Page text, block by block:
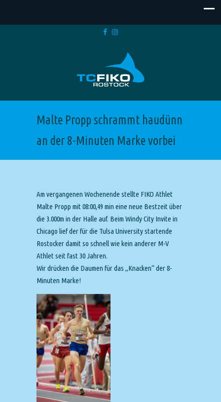
Malte Propp schrammt haudünn
an der 8-Minuten Marke vorbei
Am vergangenen Wochenende stellte FIKO Athlet
Malte Propp mit 08:00,49 min eine neue Bestzeit über
die 3.000m in der Halle auf. Beim Windy City Invite in
Chicago lief der für die Tulsa University startende
Rostocker damit so schnell wie kein anderer M-V
Athlet seit fast 30 Jahren.
Wir drücken die Daumen für das „Knacken“ der 8-
Minuten Marke!